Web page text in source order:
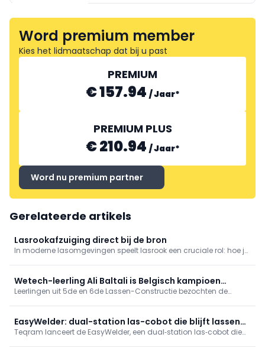
MCB
BV BELGIAN LASER COMPANY
Word premium member
Kies het lidmaatschap dat bij u past
PREMIUM
€ 157.94 /Jaar*
PREMIUM PLUS
€ 210.94 /Jaar*
Word nu premium partner
Gerelateerde artikels
Lasrookafzuiging direct bij de bron
In moderne lasomgevingen speelt lasrook een cruciale rol: hoe je
Wetech-leerling Ali Baltali is Belgisch kampioen
virtueel lassen
Leerlingen uit 5de en 6de Lassen-Constructie bezochten de
trofee en lashelm.
EasyWelder: dual-station las-cobot die blijft lassen
bij omstellen
Teqram lanceert de EasyWelder, een dual‑station las‑cobot die